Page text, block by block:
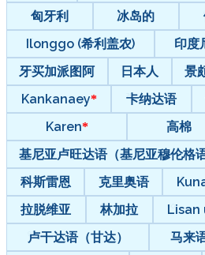
匈牙利
冰岛的
Ilonggo (希利盖农)
印度
牙买加派图阿
日本人 景
Kankanaey
卡纳达语
Karen
高棉
基尼亚卢旺达语（基尼亚穆伦格语
科斯雷恩
克里奥语
拉脱维亚
林加拉 Lisan
卢干达语（甘达）
马来